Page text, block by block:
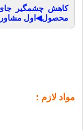
محصول◀اول
مواد لازم :